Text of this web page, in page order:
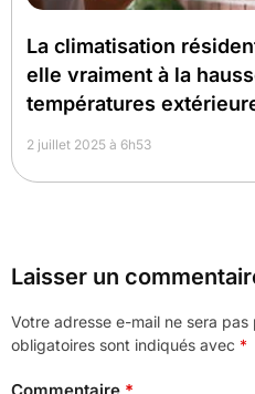
La climatisation
elle vraiment à la
températures
2 juillet 2025 à 6h53
Laisser un
Votre adresse e-mail ne sera pas
obligatoires sont indiqués avec *
Commentaire *